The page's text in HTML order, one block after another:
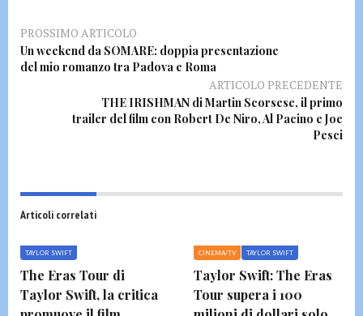
PROSSIMO ARTICOLO
Un weekend da SOMARE: doppia presentazione
del mio romanzo tra Padova e Roma
ARTICOLO PRECEDENTE
THE IRISHMAN di Martin Scorsese, il primo
trailer del film con Robert De Niro, Al Pacino e Joe
Pesci
Articoli correlati
TAYLOR SWIFT
The Eras Tour di
Taylor Swift, la critica
CINEMA/TV TAYLOR SWIFT
Taylor Swift: The Eras
Tour supera i 100